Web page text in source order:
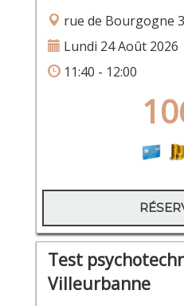
rue de Bourgogne
Lundi 24 Août 2026
11:40 - 12:00
Test
Villeurbanne